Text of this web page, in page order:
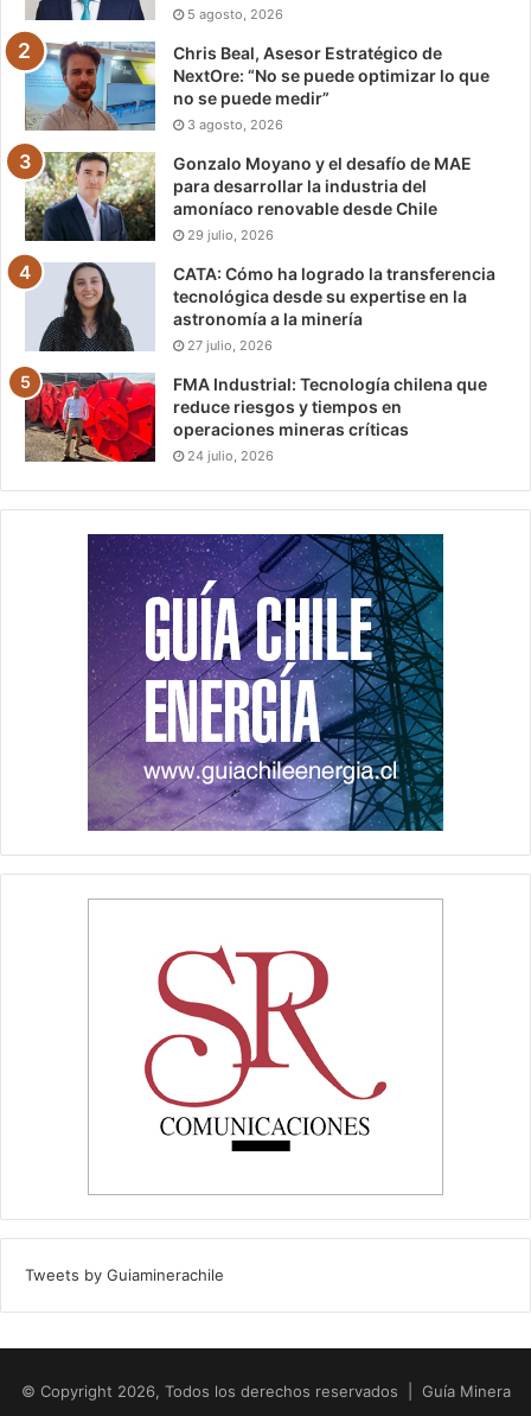
5 agosto, 2026
Chris Beal, Asesor Estratégico de
NextOre: “No se puede optimizar lo que
no se puede medir”
3 agosto, 2026
Gonzalo Moyano y el desafío de MAE
para desarrollar la industria del
amoníaco renovable desde Chile
29 julio, 2026
CATA: Cómo ha logrado la transferencia
tecnológica desde su expertise en la
astronomía a la minería
27 julio, 2026
FMA Industrial: Tecnología chilena que
reduce riesgos y tiempos en
operaciones mineras críticas
24 julio, 2026
Tweets by Guiaminerachile
© Copyright 2026, Todos los derechos reservados | Guía Minera